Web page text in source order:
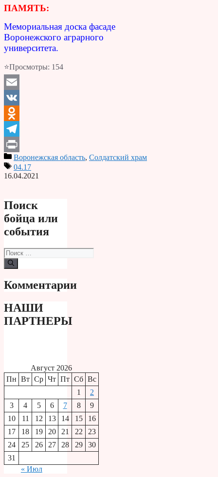
ПАМЯТЬ:
Мемориальная доска фасаде
Воронежского аграрного
университета.
⭐Просмотры: 154
Email
VK
Odnoklassniki
Telegram
PrintВоронежская область, Солдатский храм
04.17
16.04.2021
Поиск
бойца или
события
Поиск:
Комментарии
НАШИ
ПАРТНЕРЫ
Август 2026
Пн Вт Ср Чт Пт Сб Вс
1
2
3
4 5 6 7 8
9
10
11 12 13 14 15
16
17
18 19 20 21 22
23
24
25 26 27 28 29
30
31
« Июл